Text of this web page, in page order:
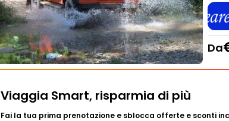
Da
Viaggia Smart, risparmia di più
Fai la tua prima prenotazione e sblocca offerte e sconti